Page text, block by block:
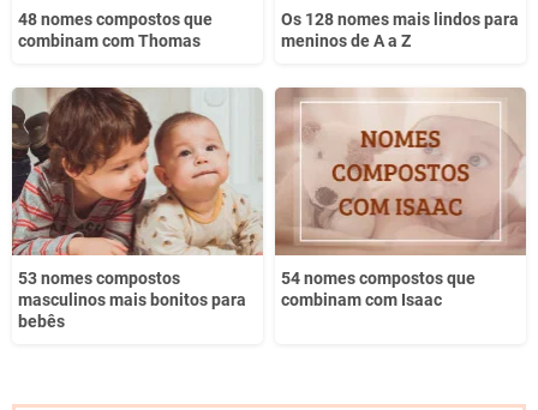
48 nomes compostos que
combinam com Thomas
Os 128 nomes mais lindos para
meninos de A a Z
53 nomes compostos
masculinos mais bonitos para
bebês
54 nomes compostos que
combinam com Isaac